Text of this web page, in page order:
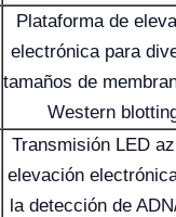
Plataforma de
electrónica para
tamaños de
Western
Transmisión LED
elevación
la detección de